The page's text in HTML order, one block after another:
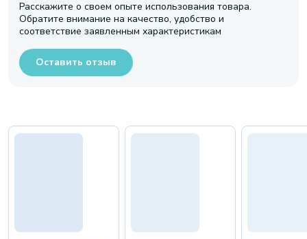
Расскажите о своем опыте использования товара.
Обратите внимание на качество, удобство и
соответствие заявленным характеристикам
Оставить отзыв